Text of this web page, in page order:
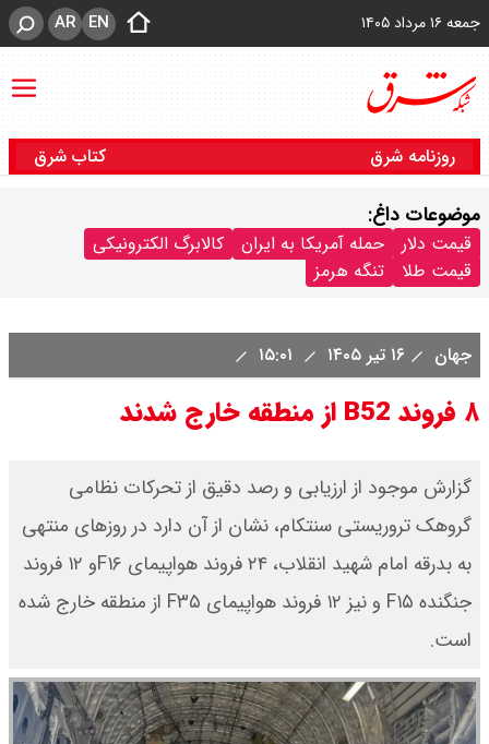
جمعه ۱۶ مرداد ۱۴۰۵ EN
AR
روزنامه شرق کتاب شرق
موضوعات داغ:
قیمت دلار حمله آمریکا به ایران
کالابرگ الکترونیکی
قیمت طلا
تنگه هرمز
جهان ۱۶ تیر ۱۴۰۵
۸ فروند B52 از منطقه خارج شدند
گزارش موجود از ارزیابی و رصد دقیق از تحرکات نظامی
گروهک تروریستی سنتکام، نشان از آن دارد در روزهای منتهی
به بدرقه امام شهید انقلاب، ۲۴ فروند هواپیمای F۱۶و ۱۲ فروند
جنگنده F۱۵ و نیز ۱۲ فروند هواپیمای F۳۵ از منطقه خارج شده
است.